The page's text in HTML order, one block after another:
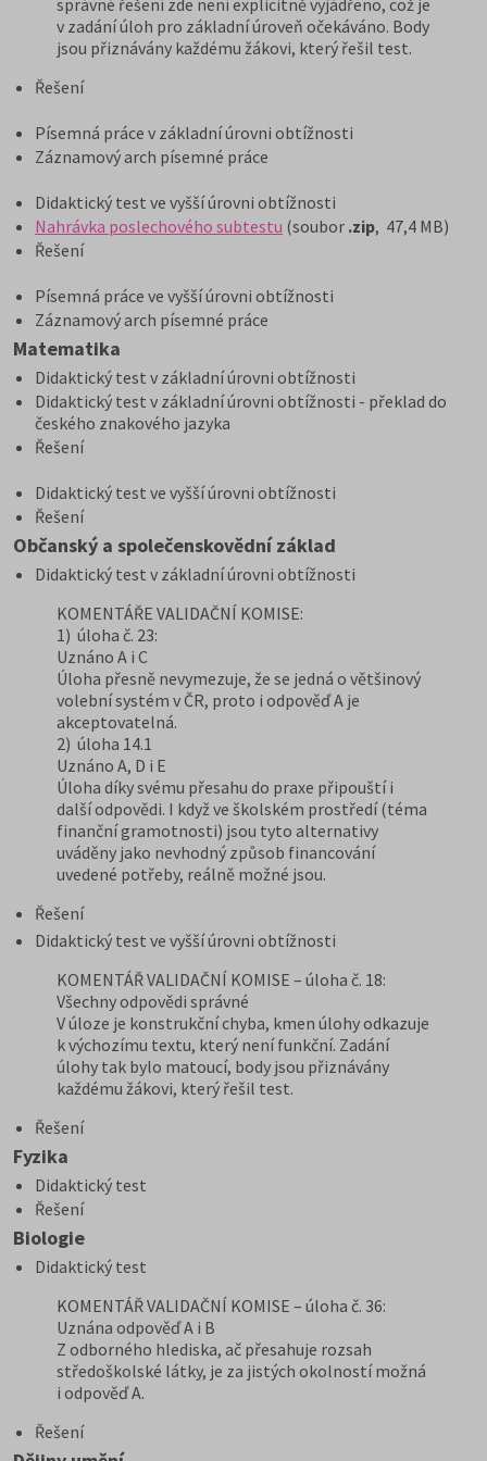
správné řešení zde není explicitně vyjádřeno, což je
v zadání úloh pro základní úroveň očekáváno. Body
jsou přiznávány každému žákovi, který řešil test.
Řešení
Písemná práce v základní úrovni obtížnosti
Záznamový arch písemné práce
Didaktický test ve vyšší úrovni obtížnosti
Nahrávka poslechového subtestu (soubor .zip, 47,4 MB)
Řešení
Písemná práce ve vyšší úrovni obtížnosti
Záznamový arch písemné práce
Matematika
Didaktický test v základní úrovni obtížnosti
Didaktický test v základní úrovni obtížnosti - překlad do
českého znakového jazyka
Řešení
Didaktický test ve vyšší úrovni obtížnosti
Řešení
Občanský a společenskovědní základ
Didaktický test v základní úrovni obtížnosti
KOMENTÁŘE VALIDAČNÍ KOMISE:
1) úloha č. 23:
Uznáno A i C
Úloha přesně nevymezuje, že se jedná o většinový
volební systém v ČR, proto i odpověď A je
akceptovatelná.
2) úloha 14.1
Uznáno A, D i E
Úloha díky svému přesahu do praxe připouští i
další odpovědi. I když ve školském prostředí (téma
finanční gramotnosti) jsou tyto alternativy
uváděny jako nevhodný způsob financování
uvedené potřeby, reálně možné jsou.
Řešení
Didaktický test ve vyšší úrovni obtížnosti
KOMENTÁŘ VALIDAČNÍ KOMISE – úloha č. 18:
Všechny odpovědi správné
V úloze je konstrukční chyba, kmen úlohy odkazuje
k výchozímu textu, který není funkční. Zadání
úlohy tak bylo matoucí, body jsou přiznávány
každému žákovi, který řešil test.
Řešení
Fyzika
Didaktický test
Řešení
Biologie
Didaktický test
KOMENTÁŘ VALIDAČNÍ KOMISE – úloha č. 36:
Uznána odpověď A i B
Z odborného hlediska, ač přesahuje rozsah
středoškolské látky, je za jistých okolností možná
i odpověď A.
Řešení